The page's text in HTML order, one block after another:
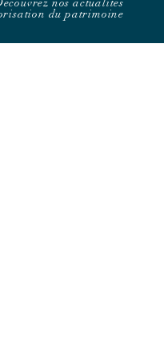
du patrimoine